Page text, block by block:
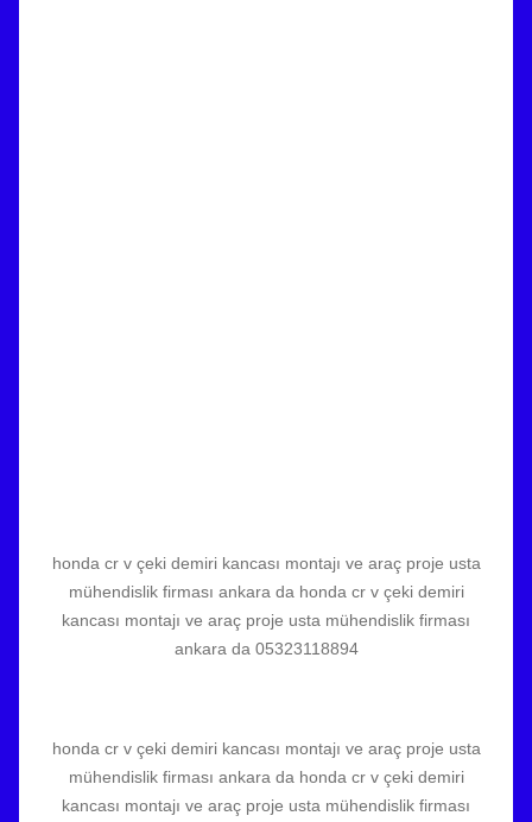
honda cr v çeki demiri kancası montajı ve araç proje usta
mühendislik firması ankara da honda cr v çeki demiri
kancası montajı ve araç proje usta mühendislik firması
ankara da 05323118894
honda cr v çeki demiri kancası montajı ve araç proje usta
mühendislik firması ankara da honda cr v çeki demiri
kancası montajı ve araç proje usta mühendislik firması